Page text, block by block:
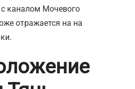
с каналом Мочевого
отражается на на